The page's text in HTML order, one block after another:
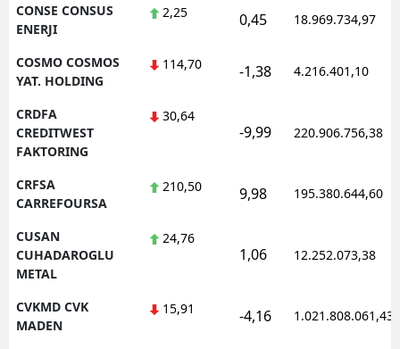
CONSE CONSUS
ENERJI
2,25 0,45 18.969.734,97
COSMO COSMOS
YAT. HOLDING
114,70 -1,38 4.216.401,10
CRDFA
CREDITWEST
FAKTORING
30,64
-9,99 220.906.756,38
CRFSA
CARREFOURSA
210,50 9,98 195.380.644,60
CUSAN
CUHADAROGLU
METAL
24,76
1,06 12.252.073,38
CVKMD CVK
MADEN
15,91 -4,16 1.021.808.061,43